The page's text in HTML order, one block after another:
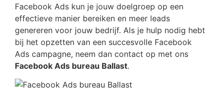
Facebook Ads kun je jouw doelgroep op een
effectieve manier bereiken en meer leads
genereren voor jouw bedrijf. Als je hulp nodig hebt
bij het opzetten van een succesvolle Facebook
Ads campagne, neem dan contact op met ons
Facebook Ads bureau Ballast.